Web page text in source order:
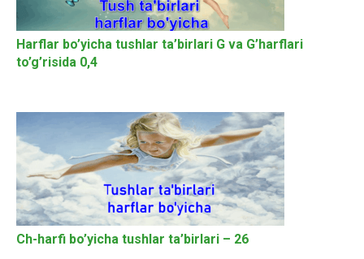
Harflar bo’yicha tushlar ta’birlari G va G’harflari
to’g’risida 0,4
Ch-harfi bo’yicha tushlar ta’birlari – 26